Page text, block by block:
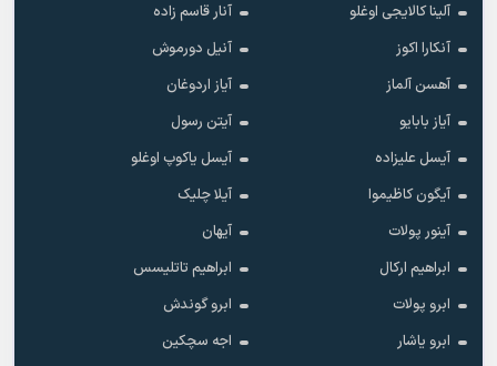
آلینا کالایجی اوغلو
آنار قاسم زاده
آنکارا اکوز
آنیل دورموش
آهسن آلماز
آیاز اردوغان
آیاز بابایو
آیتن رسول
آیسل علیزاده
آیسل یاکوپ اوغلو
آیگون کاظیموا
آیلا چلیک
آینور پولات
آیهان
ابراهیم ارکال
ابراهیم تاتلیسس
ابرو پولات
ابرو گوندش
ابرو یاشار
اجه سچکین